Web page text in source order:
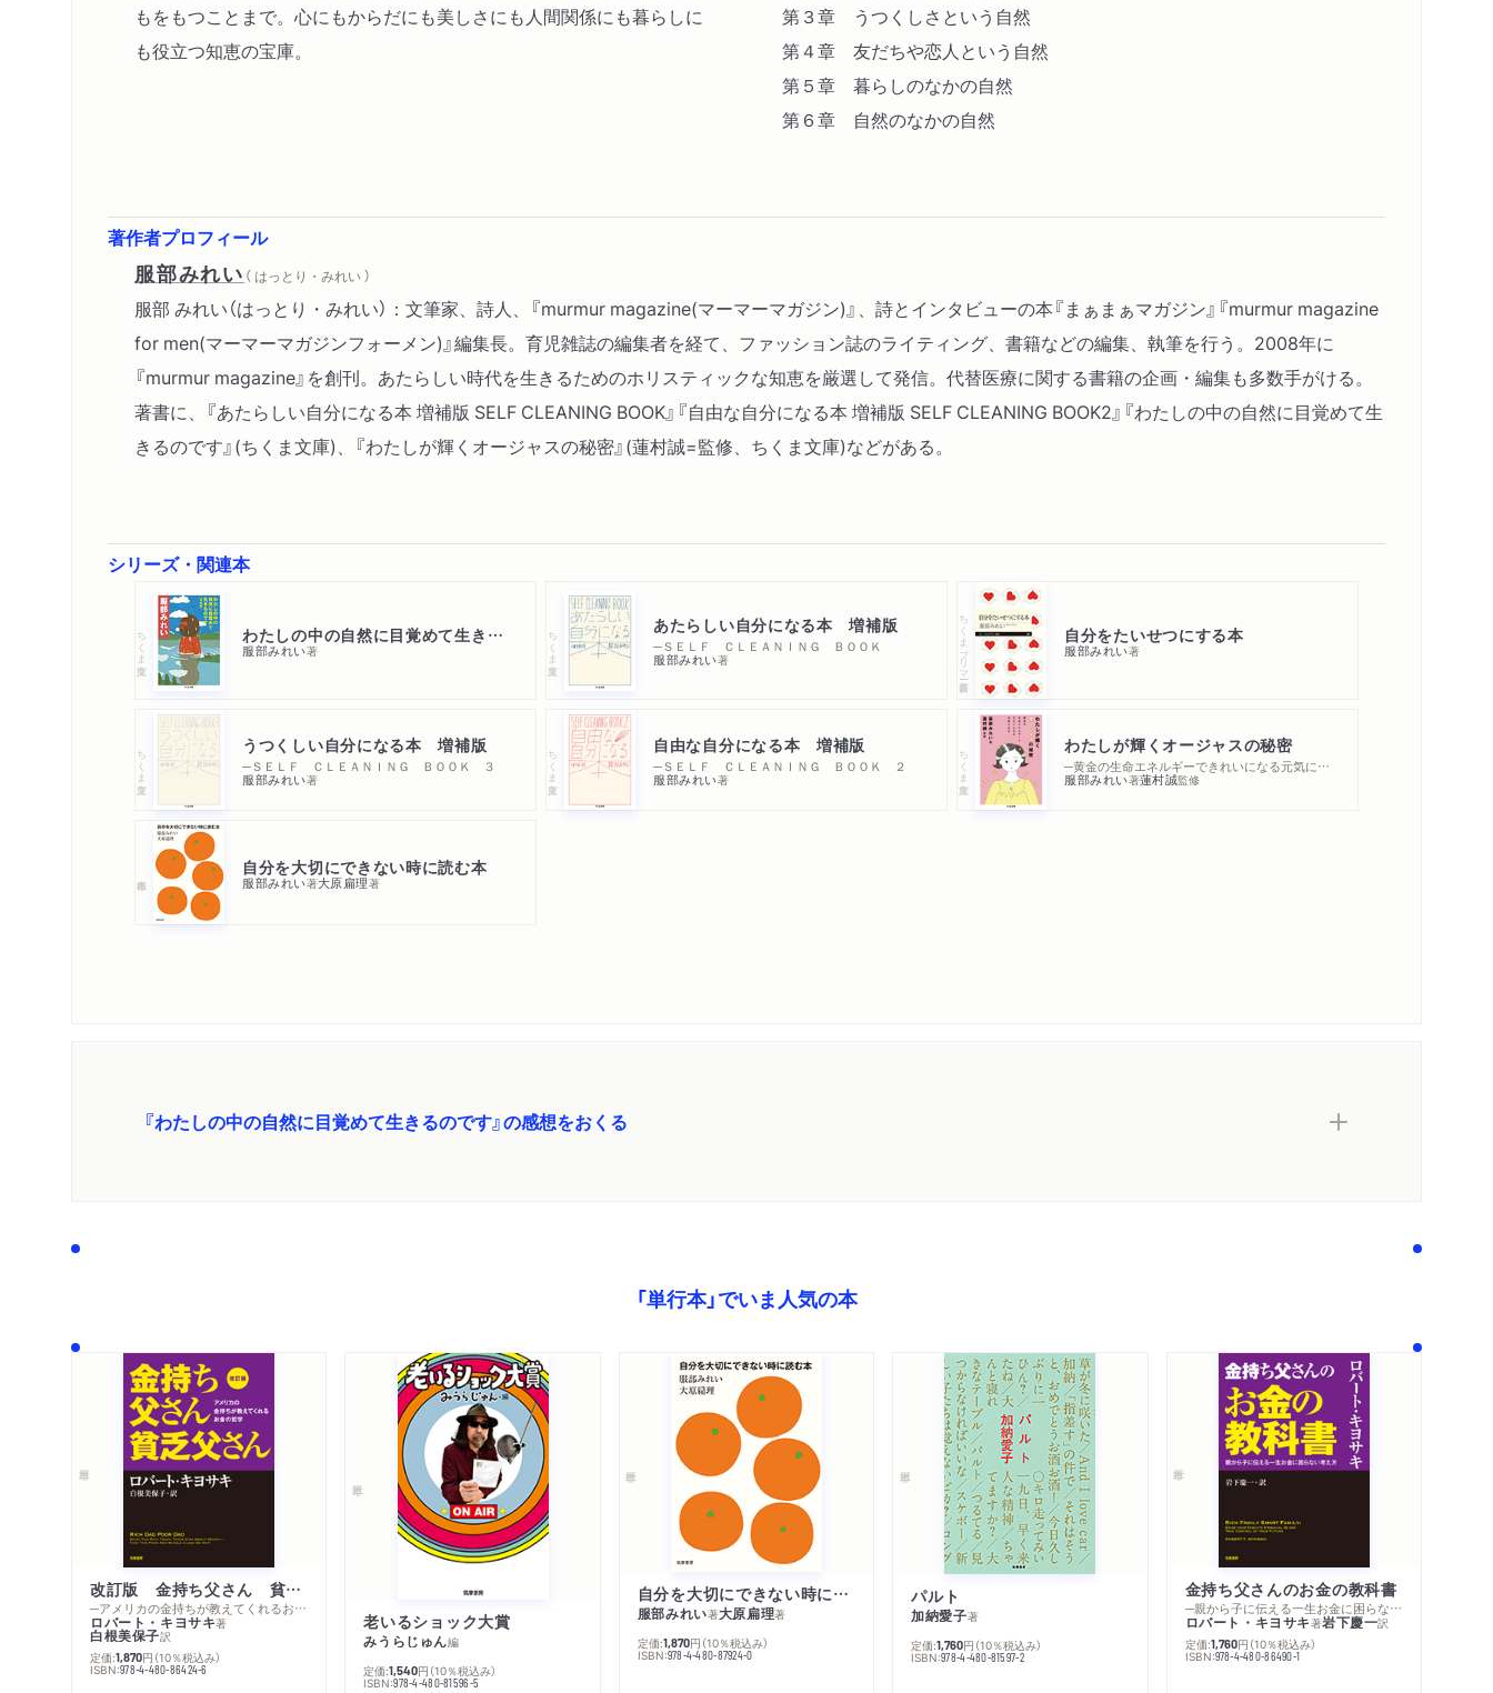
内容紹介・目次
もをもつことまで。心にもからだにも美しさにも人間関係にも暮らしに
も役立つ知恵の宝庫。
第３章 うつくしさという自然
第４章 友だちや恋人という自然
第５章 暮らしのなかの自然
第６章 自然のなかの自然
著作者プロフィール
服部みれい （ はっとり・みれい ）
服部 みれい（はっとり・みれい）：文筆家、詩人、『murmur magazine(マーマーマガジン)』、詩とインタビューの本『まぁまぁマガジン』『murmur magazine
for men(マーマーマガジンフォーメン)』編集長。育児雑誌の編集者を経て、ファッション誌のライティング、書籍などの編集、執筆を行う。2008年に
『murmur magazine』を創刊。あたらしい時代を生きるためのホリスティックな知恵を厳選して発信。代替医療に関する書籍の企画・編集も多数手がける。
著書に、『あたらしい自分になる本 増補版 SELF CLEANING BOOK』『自由な自分になる本 増補版 SELF CLEANING BOOK2』『わたしの中の自然に目覚めて生
きるのです』(ちくま文庫)、『わたしが輝くオージャスの秘密』(蓮村誠=監修、ちくま文庫)などがある。
シリーズ・関連本
ちくま文庫 わたしの中の自然に目覚めて生きるのです 増補版
服部みれい著 ちくま文庫 あたらしい自分になる本 増補版
─ＳＥＬＦ ＣＬＥＡＮＩＮＧ ＢＯＯＫ
服部みれい著 ちくまプリマー新書 自分をたいせつにする本
服部みれい著
ちくま文庫 うつくしい自分になる本 増補版
─ＳＥＬＦ ＣＬＥＡＮＩＮＧ ＢＯＯＫ ３
服部みれい著
ちくま文庫 自由な自分になる本 増補版
─ＳＥＬＦ ＣＬＥＡＮＩＮＧ ＢＯＯＫ ２
服部みれい著
ちくま文庫 わたしが輝くオージャスの秘密
─黄金の生命エネルギーできれいになる元気になる
服部みれい著蓮村誠監修
自分を大切にできない時に読む本
服部みれい著大原扁理著
『わたしの中の自然に目覚めて生きるのです』の感想をおくる
「単行本」でいま人気の本
改訂版 金持ち父さん 貧乏父さん
─アメリカの金持ちが教えてくれるお金の哲学
ロバート・キヨサキ著
白根美保子訳
定価:1,870円 （10％税込み）
ISBN:978-4-480-86424-6
老いるショック大賞
みうらじゅん編
定価:1,540円 （10％税込み）
ISBN:978-4-480-81596-5
自分を大切にできない時に読む本
服部みれい著大原扁理著
定価:1,870円 （10％税込み）
ISBN:978-4-480-87924-0
パルト
加納愛子著
定価:1,760円 （10％税込み）
ISBN:978-4-480-81597-2
金持ち父さんのお金の教科書
─親から子に伝える一生お金に困らない考え方
ロバート・キヨサキ著岩下慶一訳
定価:1,760円 （10％税込み）
ISBN:978-4-480-86490-1